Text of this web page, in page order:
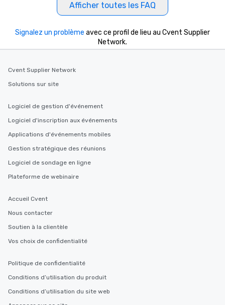
Afficher toutes les FAQ
Signalez un problème avec ce profil de lieu au Cvent Supplier
Network.
Cvent Supplier Network
Solutions sur site
Logiciel de gestion d'événement
Logiciel d'inscription aux événements
Applications d'événements mobiles
Gestion stratégique des réunions
Logiciel de sondage en ligne
Plateforme de webinaire
Accueil Cvent
Nous contacter
Soutien à la clientèle
Vos choix de confidentialité
Politique de confidentialité
Conditions d’utilisation du produit
Conditions d’utilisation du site web